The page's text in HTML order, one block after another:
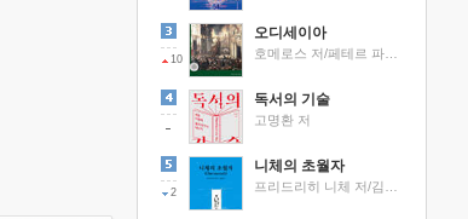
10
오디세이아
독서의 기술
고명환 저
2
니체의 초월자